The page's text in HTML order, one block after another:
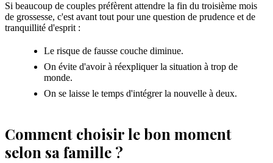
Si beaucoup de couples préfèrent attendre la fin du troisième mois
de grossesse, c'est avant tout pour une question de prudence et de
tranquillité d'esprit :
Le risque de fausse couche diminue.
On évite d'avoir à réexpliquer la situation à trop de
monde.
On se laisse le temps d'intégrer la nouvelle à deux.
Comment choisir le bon moment
selon sa famille ?